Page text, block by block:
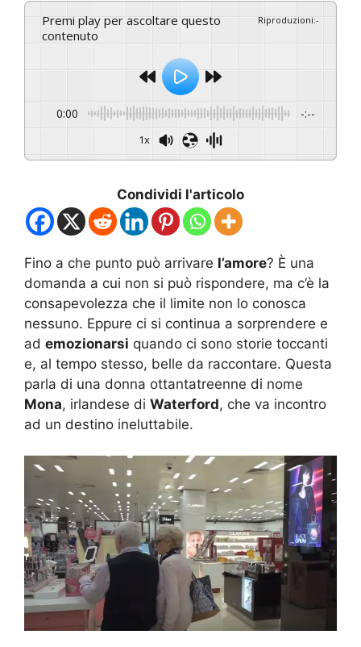
Premi play per ascoltare questo
contenuto
Riproduzioni:-
0:00 -:--
1x
Condividi l'articolo
Fino a che punto può arrivare l’amore? È una
domanda a cui non si può rispondere, ma c’è la
consapevolezza che il limite non lo conosca
nessuno. Eppure ci si continua a sorprendere e
ad emozionarsi quando ci sono storie toccanti
e, al tempo stesso, belle da raccontare. Questa
parla di una donna ottantatreenne di nome
Mona, irlandese di Waterford, che va incontro
ad un destino ineluttabile.